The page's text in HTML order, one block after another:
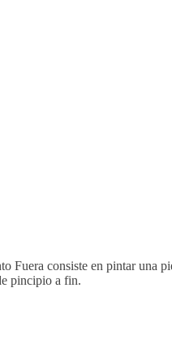
Fuera consiste en pintar una
pincipio a fin.